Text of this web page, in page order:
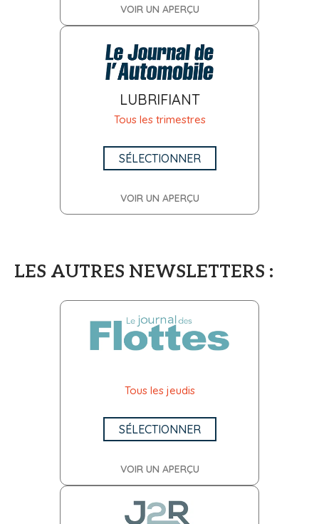
VOIR UN APERÇU
LUBRIFIANT
Tous les trimestres
SÉLECTIONNER
VOIR UN APERÇU
LES AUTRES NEWSLETTERS :
Tous les jeudis
SÉLECTIONNER
VOIR UN APERÇU